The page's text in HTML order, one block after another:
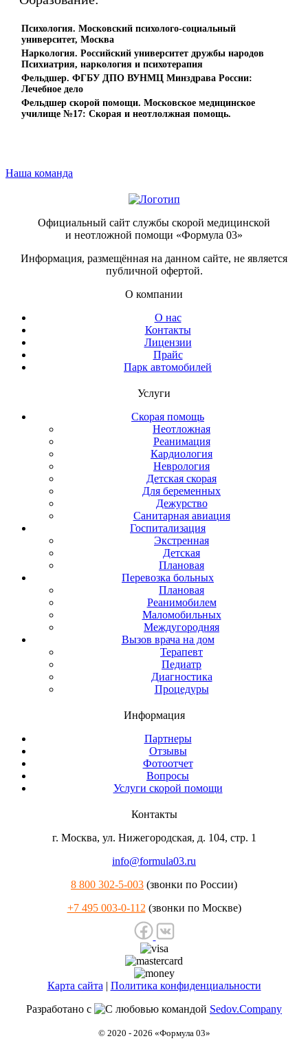
Психология. Московский психолого-социальный
университет, Москва
Наркология. Российский университет дружбы народов
Психиатрия, наркология и психотерапия
Фельдшер. ФГБУ ДПО ВУНМЦ Минздрава России:
Лечебное дело
Фельдшер скорой помощи. Московское медицинское
училище №17: Скорая и неотлолжная помощь.
Наша команда
Официальный сайт службы скорой медицинской
и неотложной помощи «Формула 03»
Информация, размещённая на данном сайте, не является
публичной офертой.
О компании
О нас
Контакты
Лицензии
Прайс
Парк автомобилей
Услуги
Скорая помощь
Неотложная
Реанимация
Кардиология
Неврология
Детская скорая
Для беременных
Дежурство
Санитарная авиация
Госпитализация
Экстренная
Детская
Плановая
Перевозка больных
Плановая
Реанимобилем
Маломобильных
Междугородняя
Вызов врача на дом
Терапевт
Педиатр
Диагностика
Процедуры
Информация
Партнеры
Отзывы
Фотоотчет
Вопросы
Услуги скорой помощи
Контакты
г. Москва, ул. Нижегородская, д. 104, стр. 1
info@formula03.ru
8 800 302-5-003 (звонки по России)
+7 495 003-0-112 (звонки по Москве)
Карта сайта | Политика конфиденциальности
Разработано с
командой Sedov.Company
© 2020 - 2026 «Формула 03»